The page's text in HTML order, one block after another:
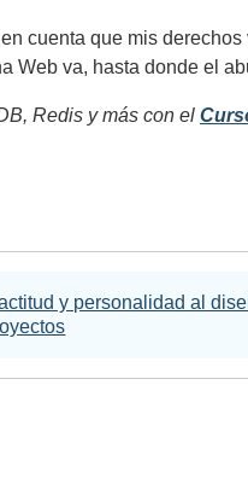
cuenta que mis
Web va, hasta donde el
Redis y más con el
y personalidad al